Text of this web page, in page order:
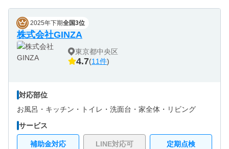
2025年下期全国3位
株式会社GINZA
東京都中央区
4.7(11件)
対応部位
お風呂・ キッチン・ トイレ・ 洗面台・ 家全体・ リビング
サービス
補助金対応 LINE対応可 定期点検